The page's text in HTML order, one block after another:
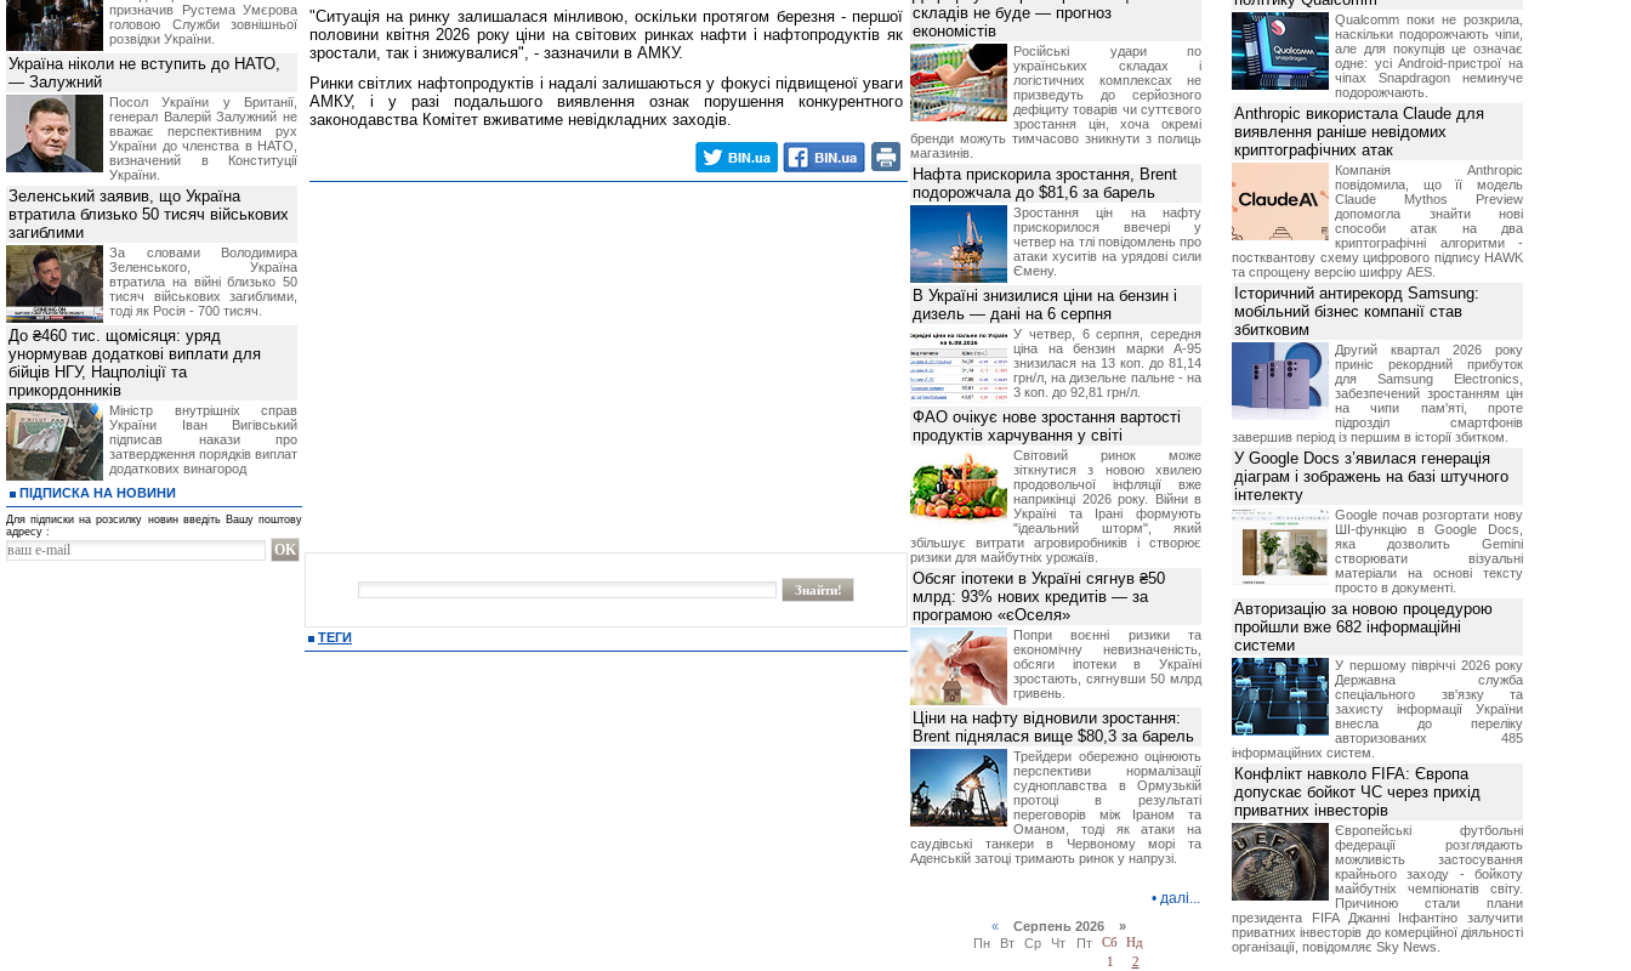
"Ситуація на ринку залишалася мінливою, оскільки протягом березня - першої
половини квітня 2026 року ціни на світових ринках нафти і нафтопродуктів як
зростали, так і знижувалися", - зазначили в АМКУ.
Ринки світлих нафтопродуктів і надалі залишаються у фокусі підвищеної уваги
АМКУ, і у разі подальшого виявлення ознак порушення конкурентного
законодавства Комітет вживатиме невідкладних заходів.
ТЕГИ
призначив Pустема Умєрова
головою Служби зовнішньої
розвідки України.
Україна ніколи не вступить до НАТО,
— Залужний
Посол України у Британії,
генерал Валерій Залужний не
вважає перспективним рух
України до членства в НАТО,
визначений в Конституції
України.
Зеленський заявив, що Україна
втратила близько 50 тисяч військових
загиблими
За словами Володимира
Зеленського, Україна
втратила на війні близько 50
тисяч військових загиблими,
тоді як Росія - 700 тисяч.
До ₴460 тис. щомісяця: уряд
унормував додаткові виплати для
бійців НГУ, Нацполіції та
прикордонників
Міністр внутрішніх справ
України Іван Вигівський
підписав накази про
затвердження порядків виплат
додаткових винагород
ПІДПИСКА НА НОВИНИ
Для підписки на розсилку новин введіть Вашу поштову
адресу :
складів не буде — прогноз
економістів
Російські удари по
українських складах і
логістичних комплексах не
призведуть до серйозного
дефіциту товарів чи суттєвого
зростання цін, хоча окремі
бренди можуть тимчасово зникнути з полиць
магазинів.
Нафта прискорила зростання, Brent
подорожчала до $81,6 за барель
Зростання цін на нафту
прискорилося ввечері у
четвер на тлі повідомлень про
атаки хуситів на урядові сили
Ємену.
В Україні знизилися ціни на бензин і
дизель — дані на 6 серпня
У четвер, 6 серпня, середня
ціна на бензин марки А-95
знизилася на 13 коп. до 81,14
грн/л, на дизельне пальне - на
3 коп. до 92,81 грн/л.
ФАО очікує нове зростання вартості
продуктів харчування у світі
Світовий ринок може
зіткнутися з новою хвилею
продовольчої інфляції вже
наприкінці 2026 року. Війни в
Україні та Ірані формують
"ідеальний шторм", який
збільшує витрати агровиробників і створює
ризики для майбутніх урожаїв.
Обсяг іпотеки в Україні сягнув ₴50
млрд: 93% нових кредитів — за
програмою «єОселя»
Попри воєнні ризики та
економічну невизначеність,
обсяги іпотеки в Україні
зростають, сягнувши 50 млрд
гривень.
Ціни на нафту відновили зростання:
Brent піднялася вище $80,3 за барель
Трейдери обережно оцінюють
перспективи нормалізації
судноплавства в Ормузькій
протоці в результаті
переговорів між Іраном та
Оманом, тоді як атаки на
саудівські танкери в Червоному морі та
Аденській затоці тримають ринок у напрузі.
• далі...
«Серпень 2026 »
Пн
Вт Ср Чт Пт Сб
Нд
1
2
Qualcomm поки не розкрила,
наскільки подорожчають чіпи,
але для покупців це означає
одне: усі Android-пристрої на
чіпах Snapdragon неминуче
подорожчають.
Anthropic використала Claude для
виявлення раніше невідомих
криптографічних атак
Компанія Anthropic
повідомила, що її модель
Claude Mythos Preview
допомогла знайти нові
способи атак на два
криптографічні алгоритми -
постквантову схему цифрового підпису HAWK
та спрощену версію шифру AES.
Історичний антирекорд Samsung:
мобільний бізнес компанії став
збитковим
Другий квартал 2026 року
приніс рекордний прибуток
для Samsung Electronics,
забезпечений зростанням цін
на чипи пам'яті, проте
підрозділ смартфонів
завершив період із першим в історії збитком.
У Google Docs з’явилася генерація
діаграм і зображень на базі штучного
інтелекту
Google почав розгортати нову
ШІ-функцію в Google Docs,
яка дозволить Gemini
створювати візуальні
матеріали на основі тексту
просто в документі.
Авторизацію за новою процедурою
пройшли вже 682 інформаційні
системи
У першому півріччі 2026 року
Державна служба
спеціального зв'язку та
захисту інформації України
внесла до переліку
авторизованих 485
інформаційних систем.
Конфлікт навколо FIFA: Європа
допускає бойкот ЧС через прихід
приватних інвесторів
Європейські футбольні
федерації розглядають
можливість застосування
крайнього заходу - бойкоту
майбутніх чемпіонатів світу.
Причиною стали плани
президента FIFA Джанні Інфантіно залучити
приватних інвесторів до комерційної діяльності
організації, повідомляє Sky News.